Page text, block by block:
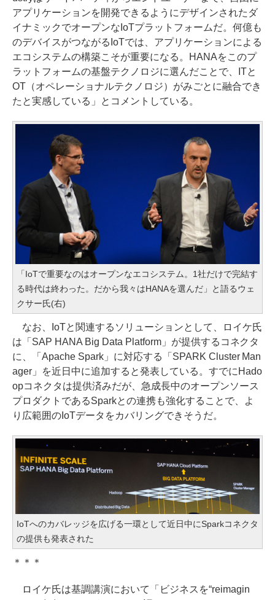
アプリケーションを開発できるようにデザインされたダ
イナミックでオープンなIoTプラットフォームだ。何億も
のデバイスがつながるIoTでは、アプリケーションによる
エコシステムの構築こそが重要になる。HANAをこのプ
ラットフォームの基盤テクノロジに選んだことで、ITと
OT（オペレーショナルテクノロジ）がみごとに融合でき
たと実感している」とコメントしている。
「IoTで重要なのはオープンなエコシステム。1社だけで完結す
る時代は終わった。だから我々はHANAを選んだ」と語るウェ
クサー氏(右)
なお、IoTと関連するソリューションとして、ロイケ氏
は「SAP HANA Big Data Platform」が提供するコネクタ
に、「Apache Spark」に対応する「SPARK Cluster Man
ager」を近日中に追加すると発表している。すでにHado
opコネクタは提供済みだが、急成長中のオープンソース
プロダクトであるSparkとの連携も強化することで、よ
り広範囲のIoTデータをカバリングできそうだ。
IoTへのカバレッジを広げる一環として近日中にSparkコネクタ
の提供も発表された
＊＊＊
ロイケ氏は基調講演において「ビジネスを“reimagin